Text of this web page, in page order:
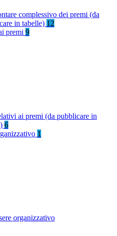
complessivo dei premi (da
in tabelle) 12
premi 9
ai premi (da pubblicare in
6
1
organizzativo